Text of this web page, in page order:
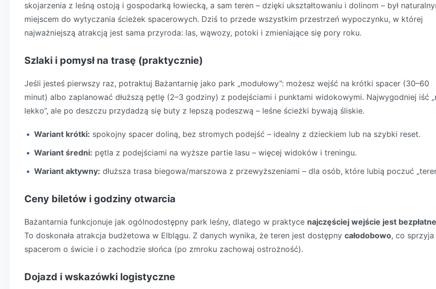
skojarzenia z leśną ostoją i gospodarką łowiecką, a sam teren – dzięki ukształtowaniu i dolinom – był
miejscem do wytyczania ścieżek spacerowych. Dziś to przede wszystkim przestrzeń wypoczynku, w której
najważniejszą atrakcją jest sama przyroda: las, wąwozy, potoki i zmieniające się pory roku.
Szlaki i pomysł na trasę (praktycznie)
Jeśli jesteś pierwszy raz, potraktuj Bażantarnię jako park „modułowy”: możesz wejść na krótki spacer (30–60
minut) albo zaplanować dłuższą pętlę (2–3 godziny) z podejściami i punktami widokowymi. Najwygodniej iść
lekko”, ale po deszczu przydadzą się buty z lepszą podeszwą – leśne ścieżki bywają śliskie.
Wariant krótki: spokojny spacer doliną, bez stromych podejść – idealny z dzieckiem lub na szybki reset.
Wariant średni: pętla z podejściami na wyższe partie lasu – więcej widoków i treningu.
Wariant aktywny: dłuższa trasa biegowa/marszowa z przewyższeniami – dla osób, które lubią poczuć
Ceny biletów i godziny otwarcia
Bażantarnia funkcjonuje jak ogólnodostępny park leśny, dlatego w praktyce najczęściej wejście jest bezpłatne
To doskonała atrakcja budżetowa w Elblągu. Z danych wynika, że teren jest dostępny całodobowo, co sprzyja
spacerom o świcie i o zachodzie słońca (po zmroku zachowaj ostrożność).
Dojazd i wskazówki logistyczne